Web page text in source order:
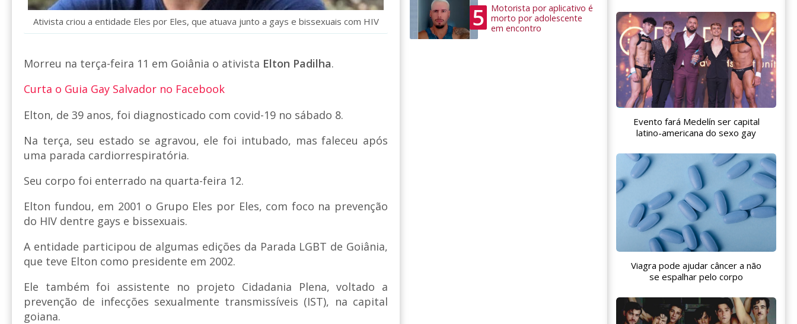
Ativista criou a entidade Eles por Eles, que atuava junto a gays e bissexuais com HIV
Morreu na terça-feira 11 em Goiânia o ativista Elton Padilha.
Curta o Guia Gay Salvador no Facebook
Elton, de 39 anos, foi diagnosticado com covid-19 no sábado 8.
Na terça, seu estado se agravou, ele foi intubado, mas faleceu após
uma parada cardiorrespiratória.
Seu corpo foi enterrado na quarta-feira 12.
Elton fundou, em 2001 o Grupo Eles por Eles, com foco na prevenção
do HIV dentre gays e bissexuais.
A entidade participou de algumas edições da Parada LGBT de Goiânia,
que teve Elton como presidente em 2002.
Ele também foi assistente no projeto Cidadania Plena, voltado a
prevenção de infecções sexualmente transmissíveis (IST), na capital
goiana.
5
Motorista por aplicativo é
morto por adolescente
em encontro
Evento fará Medelín ser capital
latino-americana do sexo gay
Viagra pode ajudar câncer a não
se espalhar pelo corpo